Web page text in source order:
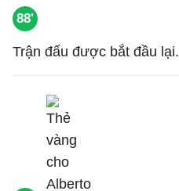
88'
Trận đấu được bắt đầu lại.